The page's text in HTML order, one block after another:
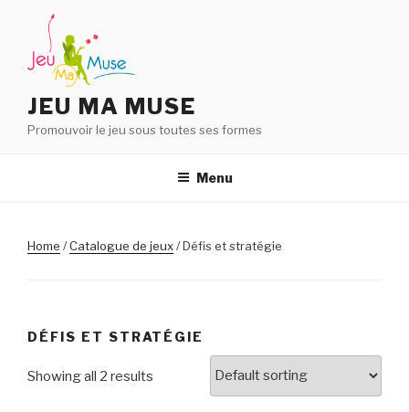
contenu
principal
JEU MA MUSE
Promouvoir le jeu sous toutes ses formes
Menu
Home /Catalogue de jeux/ Défis et stratégie
DÉFIS ET STRATÉGIE
Showing all 2 results